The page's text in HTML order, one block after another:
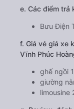
e. Các điểm trả
Bưu Điện
f. Giá vé giá xe
Vĩnh Phúc
ghế ngồi
giường